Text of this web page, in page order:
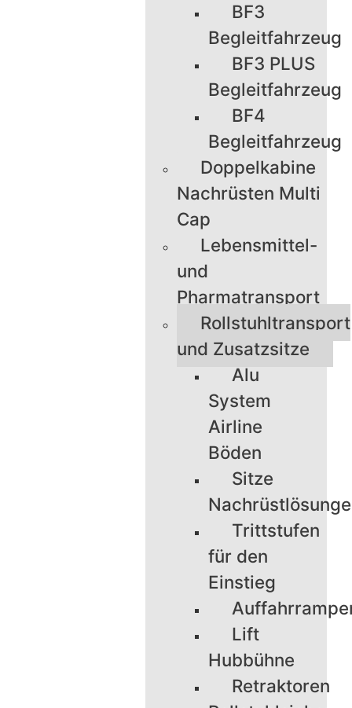
BF3
Begleitfahrzeug
BF3 PLUS
Begleitfahrzeug
BF4
Begleitfahrzeug
Doppelkabine
Nachrüsten Multi
Cap
Lebensmittel-
und
Pharmatransport
Rollstuhltransport
und Zusatzsitze
Alu
System
Airline
Böden
Sitze
Trittstufen
für den
Einstieg
Lift
Hubbühne
Retraktoren